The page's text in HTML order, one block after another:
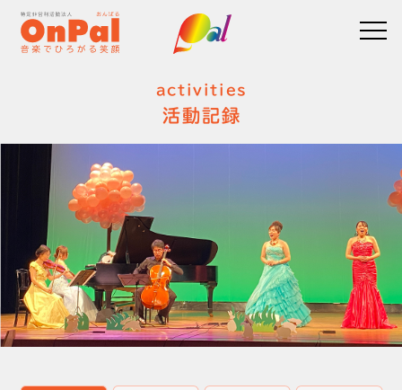
activities
活動記録